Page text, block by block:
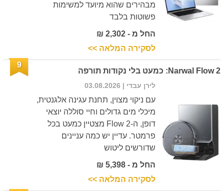
מבהירים שהוא מיועד למשימות
פשוטות בלבד
החל מ - 2,302 ₪
לסקירה המלאה >>
Narwal Flow 2: כמעט בלי נקודות תורפה
9
לירן עבדי | 03.08.2026
עם ניקוי מצוין, תחנת עגינה אלגנטית,
מיכלי מים גדולים וחיי סוללה יוצאי
דופן, ה-Flow 2 מצטיין כמעט בכל
פרמטר. עדיין יש כמה עניינים
שדורשים ליטוש
החל מ - 5,398 ₪
לסקירה המלאה >>